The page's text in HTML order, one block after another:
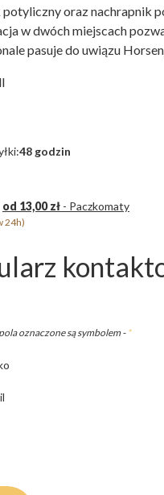
potyliczny oraz nachrapnik
w dwóch miejscach
pasuje do uwiązu
48 godzin
od 13,00 zł - Paczkomaty
24h)
oznaczone są symbolem - *